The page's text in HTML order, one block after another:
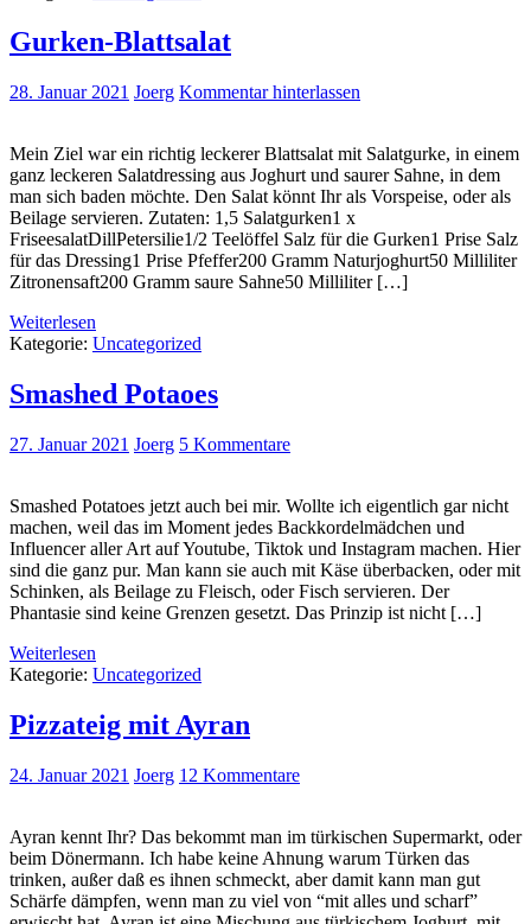
Gurken-Blattsalat
28. Januar 2021 Joerg Kommentar hinterlassen
Mein Ziel war ein richtig leckerer Blattsalat mit Salatgurke, in einem
ganz leckeren Salatdressing aus Joghurt und saurer Sahne, in dem
man sich baden möchte. Den Salat könnt Ihr als Vorspeise, oder als
Beilage servieren. Zutaten: 1,5 Salatgurken1 x
FriseesalatDillPetersilie1/2 Teelöffel Salz für die Gurken1 Prise Salz
für das Dressing1 Prise Pfeffer200 Gramm Naturjoghurt50 Milliliter
Zitronensaft200 Gramm saure Sahne50 Milliliter […]
Weiterlesen
Kategorie: Uncategorized
Smashed Potaoes
27. Januar 2021 Joerg 5 Kommentare
Smashed Potatoes jetzt auch bei mir. Wollte ich eigentlich gar nicht
machen, weil das im Moment jedes Backkordelmädchen und
Influencer aller Art auf Youtube, Tiktok und Instagram machen. Hier
sind die ganz pur. Man kann sie auch mit Käse überbacken, oder mit
Schinken, als Beilage zu Fleisch, oder Fisch servieren. Der
Phantasie sind keine Grenzen gesetzt. Das Prinzip ist nicht […]
Weiterlesen
Kategorie: Uncategorized
Pizzateig mit Ayran
24. Januar 2021 Joerg 12 Kommentare
Ayran kennt Ihr? Das bekommt man im türkischen Supermarkt, oder
beim Dönermann. Ich habe keine Ahnung warum Türken das
trinken, außer daß es ihnen schmeckt, aber damit kann man gut
Schärfe dämpfen, wenn man zu viel von “mit alles und scharf”